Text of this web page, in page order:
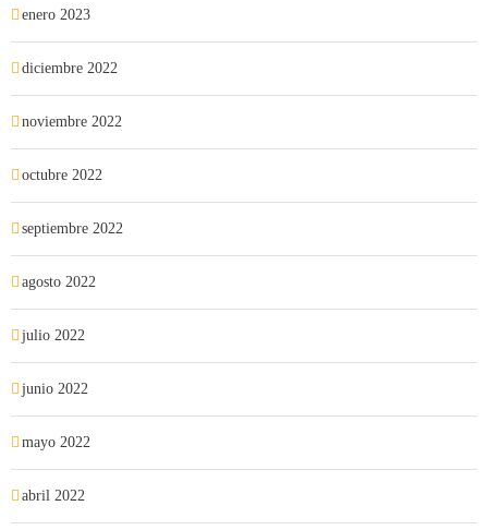
enero 2023
diciembre 2022
noviembre 2022
octubre 2022
septiembre 2022
agosto 2022
julio 2022
junio 2022
mayo 2022
abril 2022